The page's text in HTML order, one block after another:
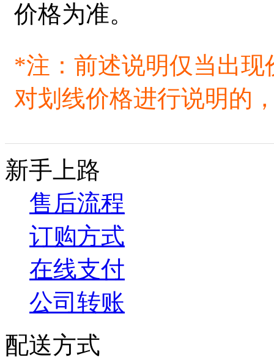
价格为准。
*注：前述说明仅当出
对划线价格进行说明的
新手上路
售后流程
订购方式
在线支付
公司转账
配送方式